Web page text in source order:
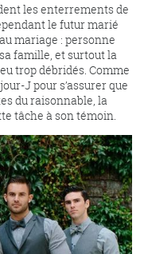
les enterrements de
le futur marié
mariage : personne
famille, et surtout la
trop débridés. Comme
J pour s’assurer que
du raisonnable, la
tâche à son témoin.